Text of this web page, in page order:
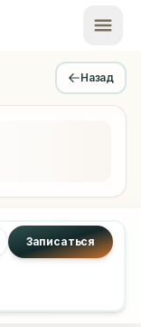
in Saint
Назад
Записаться